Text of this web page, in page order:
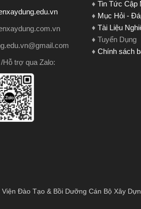
Hỗ trợ qua Zalo:
♦ Tin Tức Cập
♦ Mục Hỏi -
♦ Tài Liệu
♦ Tuyển Dụng
♦ Chính sách
Viện Đào Tạo & Bồi Dưỡng Cán Bộ Xây